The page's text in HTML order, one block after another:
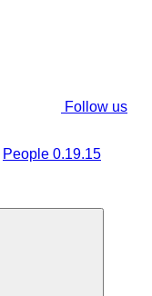
Follow us
People 0.19.15